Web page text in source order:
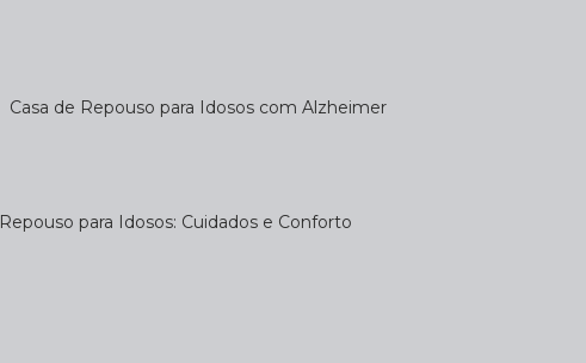
Casa de Repouso para Idosos com Alzheimer
Repouso para Idosos: Cuidados e Conforto